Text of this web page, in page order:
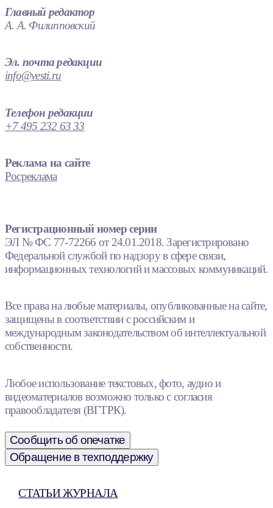
Главный редактор
А. А. Филипповский
Эл. почта редакции
info@vesti.ru
Телефон редакции
+7 495 232 63 33
Реклама на сайте
Росреклама
Регистрационный номер серии
ЭЛ № ФС 77-72266 от 24.01.2018. Зарегистрировано
Федеральной службой по надзору в сфере связи,
информационных технологий и массовых коммуникаций.
Все права на любые материалы, опубликованные на сайте,
защищены в соответствии с российским и
международным законодательством об интеллектуальной
собственности.
Любое использование текстовых, фото, аудио и
видеоматериалов возможно только с согласия
правообладателя (ВГТРК).
Сообщить об опечатке
Обращение в техподдержку
СТАТЬИ ЖУРНАЛА